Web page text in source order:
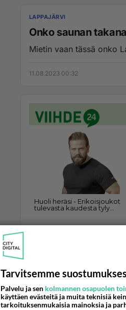
LAPPAJÄRVI
Onko saunan
Mietin vaan tässä onko
11.08.2023 00:32
Ainakin Lappajärvellä
arvoja, isänmaallisuutta
Tarvitsemme
Palvelu ja sen kolmannen osapuolen
käyttäen evästeitä ja muita teknisiä
tarkoituksenmukaisia mainoksia ja